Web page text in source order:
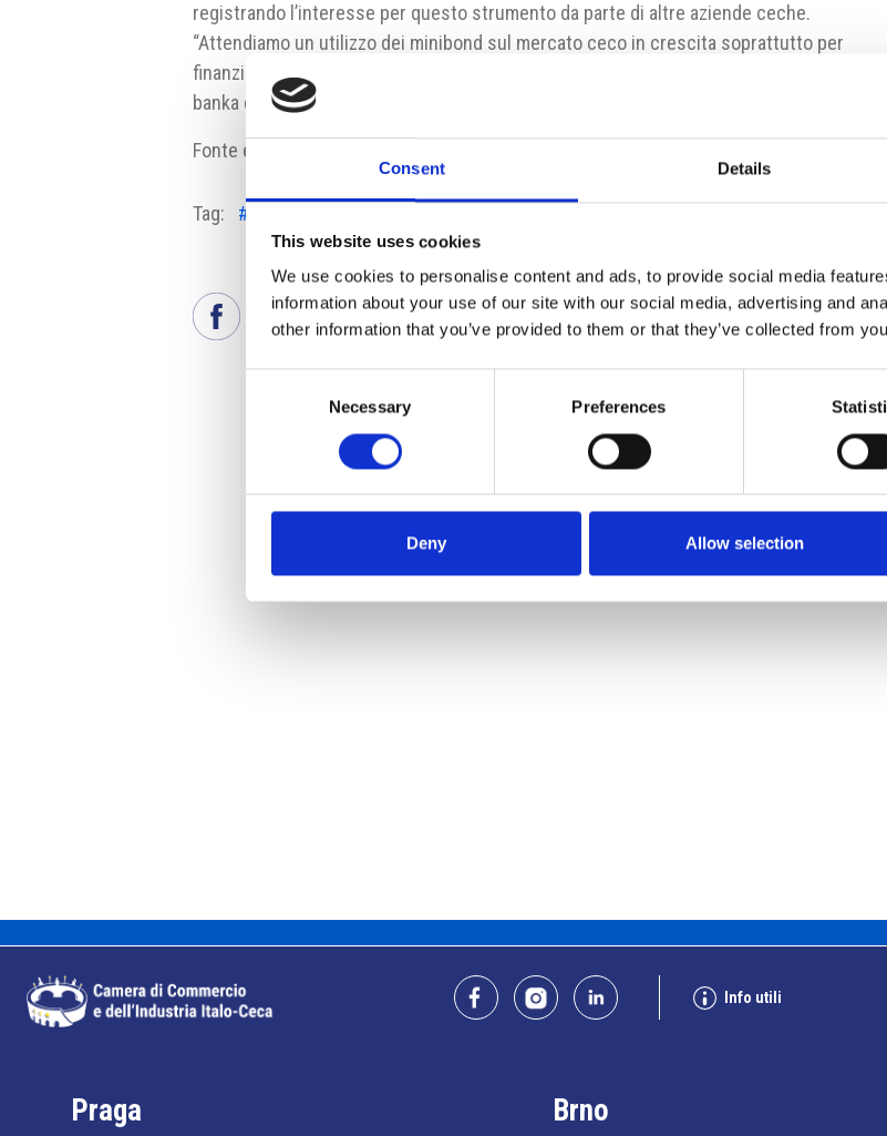
Consent Details
This website uses cookies
We use cookies to personalise content and ads, to provide social media
information about your use of our site with our social media, advertising and
other information that you’ve provided to them or that they’ve collected from
Necessary Preferences
Deny Allow selection
registrando l’interesse per questo strumento da parte di altre aziende ceche.
“Attendiamo un utilizzo dei minibond sul mercato ceco in crescita soprattutto per
finanziare le acquisizioni o le espansioni sui mercati esteri” ha indicato il direttore di
banka di PragaAndrea Fiori
Fonte e fonte fotografia:
Tag: #intesa san paolo
Info utili
Praga Brno